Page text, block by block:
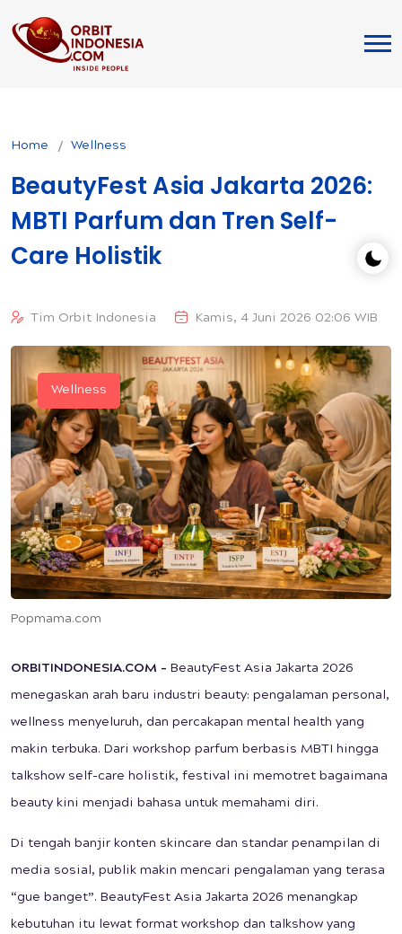
Home Wellness
BeautyFest Asia Jakarta 2026:
MBTI Parfum dan Tren Self-
Care Holistik
Tim Orbit Indonesia Kamis, 4 Juni 2026 02:06 WIB
Popmama.com
Wellness
ORBITINDONESIA.COM – BeautyFest Asia Jakarta 2026
menegaskan arah baru industri beauty: pengalaman personal,
wellness menyeluruh, dan percakapan mental health yang
makin terbuka. Dari workshop parfum berbasis MBTI hingga
talkshow self-care holistik, festival ini memotret bagaimana
beauty kini menjadi bahasa untuk memahami diri.
Di tengah banjir konten skincare dan standar penampilan di
media sosial, publik makin mencari pengalaman yang terasa
“gue banget”. BeautyFest Asia Jakarta 2026 menangkap
kebutuhan itu lewat format workshop dan talkshow yang